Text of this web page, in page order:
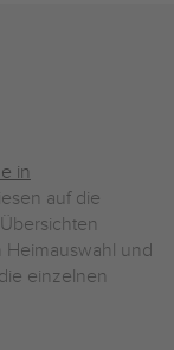
in
auf die
und
einzelnen